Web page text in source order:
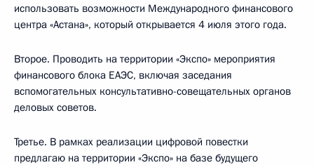
использовать возможности Международного финансового
центра «Астана», который открывается 4 июля этого года.
Второе. Проводить на территории «Экспо» мероприятия
финансового блока ЕАЭС, включая заседания
вспомогательных консультативно-совещательных органов
деловых советов.
Третье. В рамках реализации цифровой повестки
предлагаю на территории «Экспо» на базе будущего